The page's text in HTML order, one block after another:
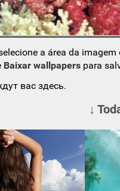
a área da
Baixar wallpapers para
вас здесь.
↓